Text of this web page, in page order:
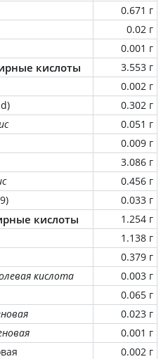
0.671 г
0.02 г
0.001 г
кислоты
3.553 г
0.002 г
0.302 г
0.051 г
0.009 г
3.086 г
0.456 г
0.033 г
кислоты
1.254 г
1.138 г
0.379 г
кислота
0.003 г
0.065 г
0.023 г
0.001 г
0.002 г